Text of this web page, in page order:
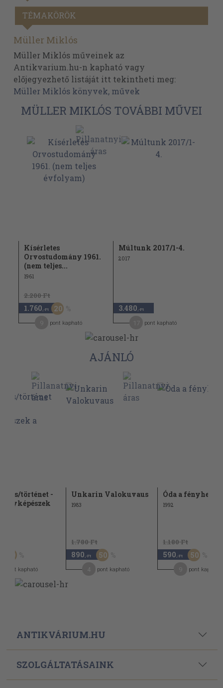
TÉMAKÖRÖK
Müller Miklós
Müller Miklós műveinek az
Antikvarium.hu-n kapható vagy
előjegyezhető listáját itt tekintheti meg:
Müller Miklós könyvek, művek
MÜLLER MIKLÓS TOVÁBBI MŰVEI
Kísérletes
Orvostudomány 1961.
(nem teljes...
1961
2.200 Ft
1.760 ,-Ft 20
pont kapható
Múltunk 2017/1-4.
2017
3.480 ,-Ft
pont kapható
AJÁNLÓ
történet -
50
pont kapható
Unkarin Valokuvaus
1983
1.780 Ft
890 ,-Ft 50
pont kapható
Óda a fényhez
1992
1.180 Ft
590 ,-Ft 50
pont kapható
ANTIKVÁRIUM.HU
SZOLGÁLTATÁSAINK